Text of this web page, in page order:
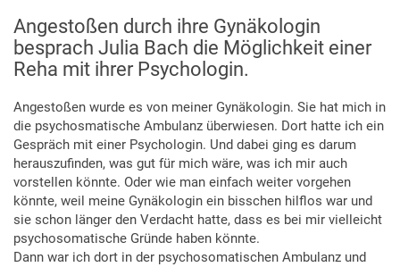
Angestoßen durch ihre Gynäkologin
besprach Julia Bach die Möglichkeit einer
Reha mit ihrer Psychologin.
Angestoßen wurde es von meiner Gynäkologin. Sie hat mich in
die psychosmatische Ambulanz überwiesen. Dort hatte ich ein
Gespräch mit einer Psychologin. Und dabei ging es darum
herauszufinden, was gut für mich wäre, was ich mir auch
vorstellen könnte. Oder wie man einfach weiter vorgehen
könnte, weil meine Gynäkologin ein bisschen hilflos war und
sie schon länger den Verdacht hatte, dass es bei mir vielleicht
psychosomatische Gründe haben könnte.
Dann war ich dort in der psychosomatischen Ambulanz und